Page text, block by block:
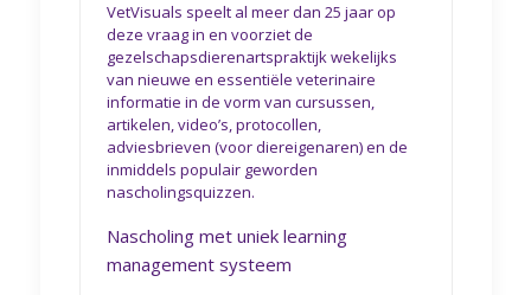
VetVisuals speelt al meer dan 25 jaar op
deze vraag in en voorziet de
gezelschapsdierenartspraktijk wekelijks
van nieuwe en essentiële veterinaire
informatie in de vorm van cursussen,
artikelen, video’s, protocollen,
adviesbrieven (voor diereigenaren) en de
inmiddels populair geworden
nascholingsquizzen.
Nascholing met uniek learning
management systeem